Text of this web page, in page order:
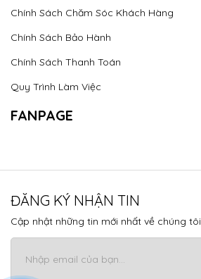
Chính Sách Chăm Sóc Khách Hàng
Chính Sách Bảo Hành
Chính Sách Thanh Toán
Quy Trình Làm Việc
FANPAGE
ĐĂNG KÝ NHẬN TIN
Cập nhật những tin mới nhất về chúng tôi